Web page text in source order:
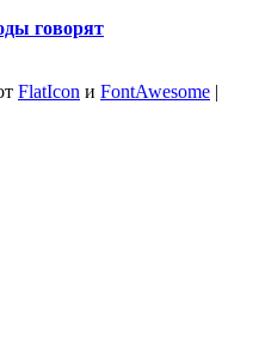
говорят
FlatIcon и FontAwesome |